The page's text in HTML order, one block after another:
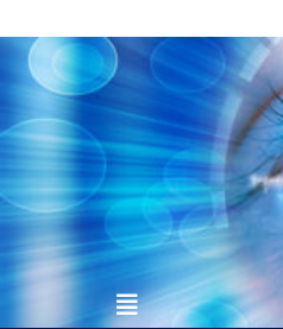
to
contentvinivida.lk